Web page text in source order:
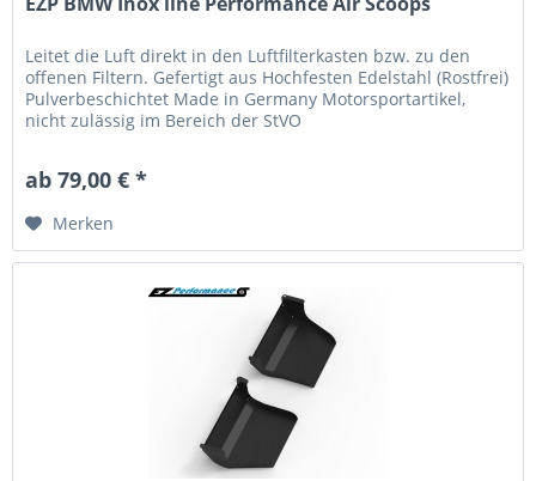
Leitet die Luft direkt in den Luftfilterkasten bzw. zu den
offenen Filtern. Gefertigt aus Hochfesten Edelstahl (Rostfrei)
Pulverbeschichtet Made in Germany Motorsportartikel,
nicht zulässig im Bereich der StVO
ab 79,00 € *
Merken